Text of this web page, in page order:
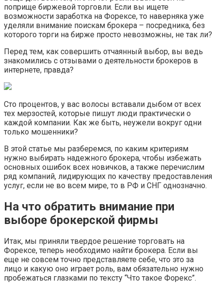
поприще биржевой торговли. Если вы ищете
возможности заработка на Форексе, то наверняка уже
уделяли внимание поискам брокера – посредника, без
которого торги на бирже просто невозможны, не так ли?
Перед тем, как совершить отчаянный выбор, вы ведь
знакомились с отзывами о деятельности брокеров в
интернете, правда?
Сто процентов, у вас волосы вставали дыбом от всех
тех мерзостей, которые пишут люди практически о
каждой компании. Как же быть, неужели вокруг одни
только мошенники?
В этой статье мы разберемся, по каким критериям
нужно выбирать надежного брокера, чтобы избежать
основных ошибок всех новичков, а также перечислим
ряд компаний, лидирующих по качеству предоставления
услуг, если не во всем мире, то в РФ и СНГ однозначно.
На что обратить внимание при
выборе брокерской фирмы
Итак, мы приняли твердое решение торговать на
Форексе, теперь необходимо найти брокера. Если вы
еще не совсем точно представляете себе, что это за
лицо и какую оно играет роль, вам обязательно нужно
пробежаться глазками по тексту “Что такое Форекс”.